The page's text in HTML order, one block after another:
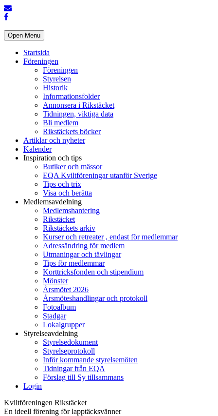
Open Menu
Startsida
Föreningen
Föreningen
Styrelsen
Historik
Informationsfolder
Annonsera i Rikstäcket
Tidningen, viktiga data
Bli medlem
Rikstäckets böcker
Artiklar och nyheter
Kalender
Inspiration och tips
Butiker och mässor
EQA Kviltföreningar utanför Sverige
Tips och trix
Visa och berätta
Medlemsavdelning
Medlemshantering
Rikstäcket
Rikstäckets arkiv
Kurser och retreater , endast för medlemmar
Adressändring för medlem
Utmaningar och tävlingar
Tips för medlemmar
Korttricksfonden och stipendium
Mönster
Årsmötet 2026
Årsmöteshandlingar och protokoll
Fotoalbum
Stadgar
Lokalgrupper
Styrelseavdelning
Styrelsedokument
Styrelseprotokoll
Inför kommande styrelsemöten
Tidningar från EQA
Förslag till Sy tillsammans
Login
Kviltföreningen Rikstäcket
En ideell förening för lapptäcksvänner